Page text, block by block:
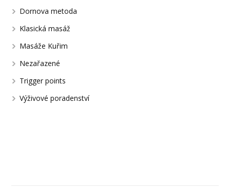
Dornova metoda
Klasická masáž
Masáže Kuřim
Nezařazené
Trigger points
Výživové poradenství